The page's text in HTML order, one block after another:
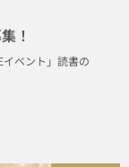
！
ベント」読書の